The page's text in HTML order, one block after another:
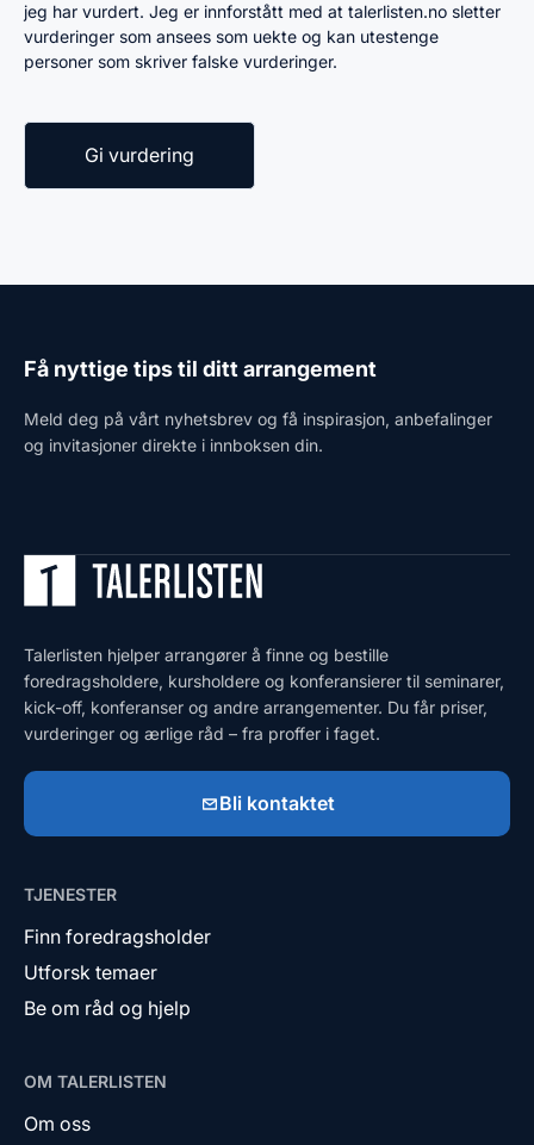
jeg har vurdert. Jeg er innforstått med at talerlisten.no sletter
vurderinger som ansees som uekte og kan utestenge
personer som skriver falske vurderinger.
Få nyttige tips til ditt arrangement
Meld deg på vårt nyhetsbrev og få inspirasjon, anbefalinger
og invitasjoner direkte i innboksen din.
Talerlisten hjelper arrangører å finne og bestille
foredragsholdere, kursholdere og konferansierer til seminarer,
kick-off, konferanser og andre arrangementer. Du får priser,
vurderinger og ærlige råd – fra proffer i faget.
Bli kontaktet
TJENESTER
Finn foredragsholder
Utforsk temaer
Be om råd og hjelp
OM TALERLISTEN
Om oss